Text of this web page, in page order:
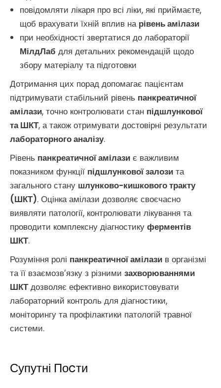
повідомляти лікаря про всі ліки, які приймаєте,
щоб врахувати їхній вплив на рівень амілази
при необхідності звертатися до лабораторії
МілдЛаб для детальних рекомендацій щодо
збору матеріалу та підготовки
Дотримання цих порад допомагає пацієнтам
підтримувати стабільний рівень панкреатичної
амілази, точно контролювати стан підшлункової
та ШКТ, а також отримувати достовірні результати
лабораторного аналізу.
Рівень панкреатичної амілази є важливим
показником функції підшлункової залози та
загального стану шлунково-кишкового тракту
(ШКТ). Оцінка амілази дозволяє своєчасно
виявляти патології, контролювати лікування та
проводити комплексну діагностику ферментів
ШКТ.
Розуміння ролі панкреатичної амілази в організмі
та її взаємозв’язку з різними захворюваннями
ШКТдозволяє ефективно використовувати
лабораторний контроль для діагностики,
моніторингу та профілактики патологій травної
системи.
Супутні Поcти